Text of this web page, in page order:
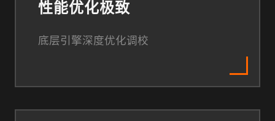
性能优化极致
底层引擎深度优化调校